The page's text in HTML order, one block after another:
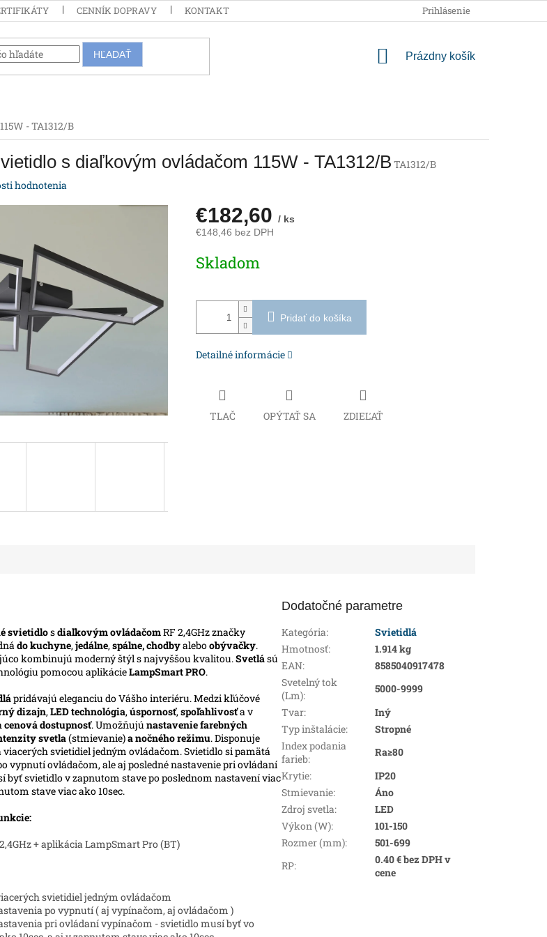
CENNÍK DOPRAVY KONTAKT PODMIENKY OCHRANY
Prihlásenie
HĽADAŤ
NÁKUPNÝ
Prázdny košík
- TA1312/B
s diaľkovým ovládačom 115W - TA1312/B TA1312/B
hodnotenia
€182,60 / ks
€148,46 bez DPH
cena:
Skladom
Pridať do košíka
Detailné informácie
TLAČ OPÝTAŤ SA ZDIEĽAŤ
svietidlosdiaľkovým ovládačomRF 2,4GHz značky
do kuchyne, jedálne, spálne, chodbyaleboobývačky.
kombinujú moderný štýl s najvyššou kvalitou.Svetlású
pomocou aplikácieLampSmart PRO.
pridávajú eleganciu do Vášho interiéru.Medzi kľúčové
dizajn, LED technológia, úspornosť, spoľahlivosťa v
cenová dostupnosť. Umožňujú nastavenie farebných
svetla(stmievanie)a nočného režimu. Disponuje
svietidiel jedným ovládačom. Svietidlo si pamätá
vypnutí ovládačom, ale aj posledné nastavenie pri ovládaní
byť svietidlo v zapnutom stave po poslednom nastavení viac
stave viac ako 10sec.
+ aplikácia LampSmart Pro (BT)
svietidiel jedným ovládačom
po vypnutí ( aj vypínačom, aj ovládačom )
pri ovládaní vypínačom - svietidlo musí byť vo
Dodatočné parametre
Kategória:
Svietidlá
Hmotnosť:
1.914 kg
EAN:
8585040917478
Svetelný tok
(Lm):
5000-9999
Tvar:
Iný
Typ inštalácie:
Stropné
Index podania
farieb:
Ra≥80
Krytie:
IP20
Stmievanie:
Áno
Zdroj svetla:
LED
Výkon (W):
101-150
Rozmer (mm):
501-699
RP:
0.40 € bez DPH v
cene